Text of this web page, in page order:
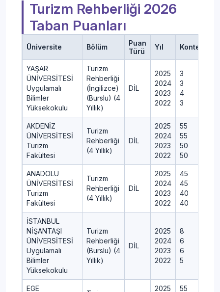
Turizm Rehberliği 2026
Taban Puanları
Üniversite Bölüm
Puan
Türü
Yıl Kontenjan
YAŞAR
ÜNİVERSİTESİ
Uygulamalı
Bilimler
Yüksekokulu
Turizm
Rehberliği
(İngilizce)
(Burslu) (4
Yıllık)
DİL
2025
2024
2023
2022
3
3
4
3
AKDENİZ
ÜNİVERSİTESİ
Turizm
Fakültesi
Turizm
Rehberliği
(4 Yıllık)
DİL
2025
2024
2023
2022
55
55
50
50
ANADOLU
ÜNİVERSİTESİ
Turizm
Fakültesi
Turizm
Rehberliği
(4 Yıllık)
DİL
2025
2024
2023
2022
45
45
40
40
İSTANBUL
NİŞANTAŞI
ÜNİVERSİTESİ
Uygulamalı
Bilimler
Yüksekokulu
Turizm
Rehberliği
(Burslu) (4
Yıllık)
DİL
2025
2024
2023
2022
8
6
6
5
EGE
2025
55